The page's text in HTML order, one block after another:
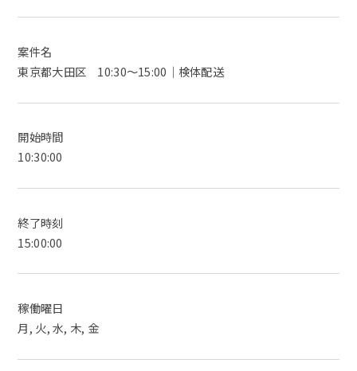
案件名
東京都大田区 10:30〜15:00｜検体配送
開始時間
10:30:00
終了時刻
15:00:00
稼働曜日
月, 火, 水, 木, 金